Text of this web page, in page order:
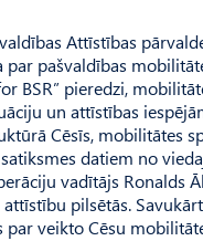
Attīstības
par pašvaldības
BSR” pieredzi,
un attīstības
Cēsīs, mobilitātes
datiem no
vadītājs Ronalds
pilsētās.
par veikto Cēsu